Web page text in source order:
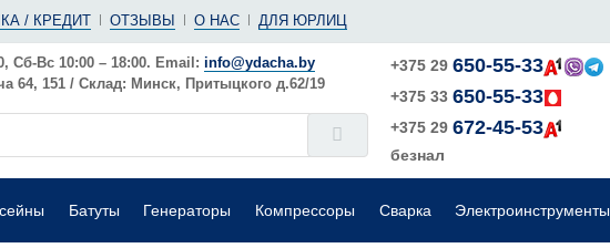
/ КРЕДИТ ОТЗЫВЫ О НАС ДЛЯ ЮРЛИЦ
Сб-Вс 10:00 – 18:00. Email: info@ydacha.by
64, 151 / Склад: Минск, Притыцкого д.62/19
+375 29 650-55-33
+375 33 650-55-33
+375 29 672-45-53
безнал
давления
Электрические
Садовые измельчители
Батуты Генераторы Компрессоры Сварка Электроинструменты
(ушм)
Шлифовальные машины
Поверхностные